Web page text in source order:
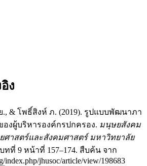
ง
& โพธิ์สิงห์ ภ. (2019). รูปแบบพัฒนาภา
องผู้บริหารองค์กรปกครอง. มนุษยสังคม
าสตร์และสังคมศาสตร์ มหาวิทยาลัย
ทที่ 9 หน้าที่ 157–174. สืบค้น จาก
index.php/jhusoc/article/view/198683